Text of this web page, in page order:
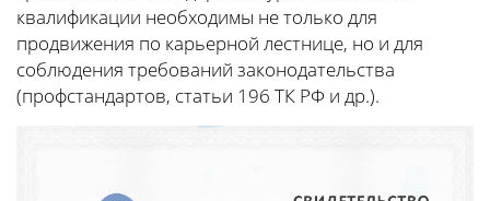
квалификации необходимы не только для
продвижения по карьерной лестнице, но и для
соблюдения требований законодательства
(профстандартов, статьи 196 ТК РФ и др.).